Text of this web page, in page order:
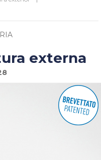
externa